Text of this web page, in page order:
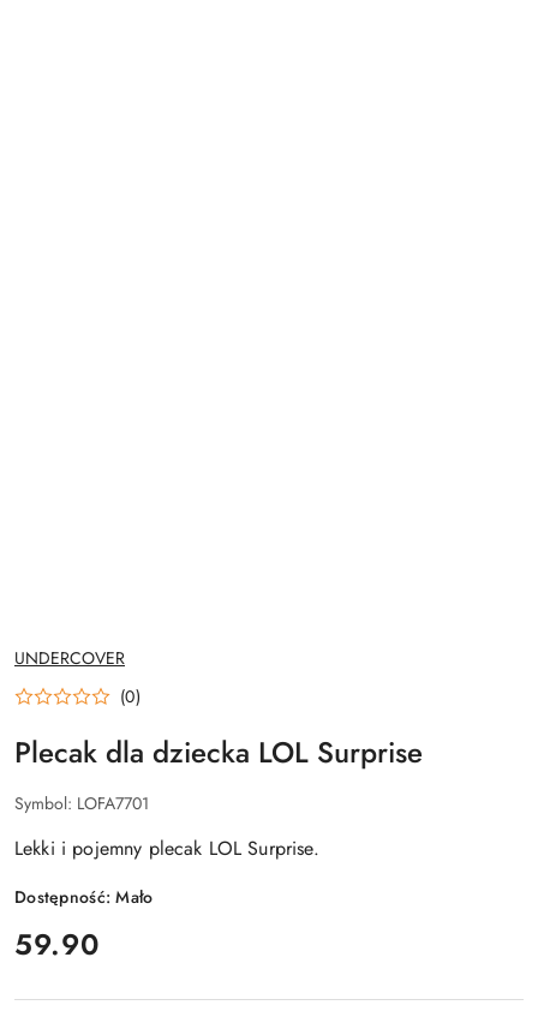
NAZWA
PRODUCENTA:
UNDERCOVER
(0)
Plecak dla dziecka LOL Surprise
Symbol: LOFA7701
Lekki i pojemny plecak LOL Surprise.
Dostępność:Mało
cena:
59.90